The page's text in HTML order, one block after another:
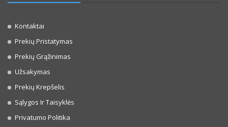
Kontaktai
Prekių Pristatymas
Prekių Grąžinimas
Užsakymas
Prekių Krepšelis
Sąlygos Ir Taisyklės
Privatumo Politika